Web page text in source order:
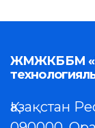
ЖМЖКББМ
Қазақстан